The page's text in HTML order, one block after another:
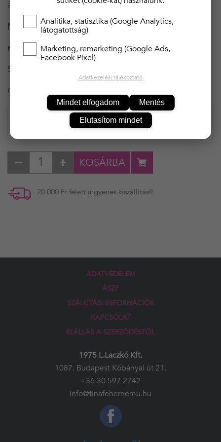
áruházunkban!
Minőségi magyar árú!
MÉRET S
SZÍN
9 490 Ft
KOSÁRBA
20 000 Ft felett ingyenes kiszállítás!!
ADATVÉDELEM
ÁSZF
SZÁLLÍTÁSI INFORMÁCIÓK
KAPCSOLAT
ELÁLLÁS A SZERZŐDÉSTŐL
1975 L.Laczkó Kft.
1087. Budapest Kőbányai út 21.
+36 30 597 2742
info@tinafehernemu.hu
Analitika, statisztika (Google Analytics,
látogatottság)
Marketing, remarketing (Google Ads,
Facebook Pixel)
Adatkezelési tájékoztató
Mindet elfogadom Mentés
Elutasítom mindet